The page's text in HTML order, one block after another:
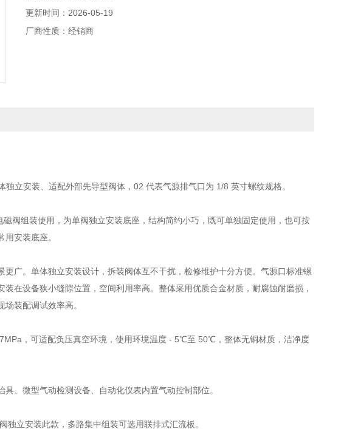
更新时间：2026-05-19
厂商性质：经销商
立安装、适配外部先导型阀体，02 代表气源排气口为 1/8 英寸螺纹规格。
阀组装使用，为单阀独立安装底座，结构简约小巧，既可单独固定使用，也可按
安装底座。
广。单体独立安装设计，拆装阀体互不干扰，检修维护十分方便。气源口标准螺
在设备狭小缝隙位置，空间利用率高。整体采用优质合金材质，耐腐蚀耐磨损，
装配调试效率高。
，可适配负压真空环境，使用环境温度 - 5℃至 50℃，整体无铜材质，洁净度
、微型气动检测设备、自动化仪表内置气动控制部位。
立安装此款，多路集中组装可选用联排式汇流板。